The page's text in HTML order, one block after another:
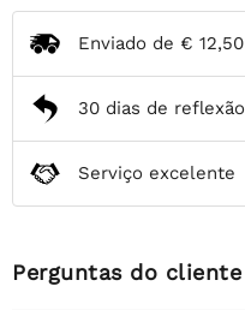
Enviado de € 12,50
30 dias de reflexão
Serviço excelente
Perguntas do cliente